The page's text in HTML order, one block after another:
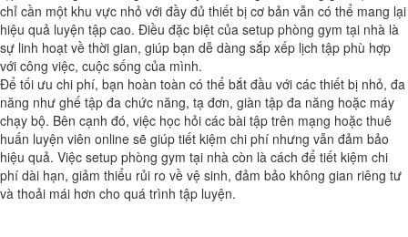
chỉ cần một khu vực nhỏ với đầy đủ thiết bị cơ bản vẫn có thể mang lại
hiệu quả luyện tập cao. Điều đặc biệt của setup phòng gym tại nhà là
sự linh hoạt về thời gian, giúp bạn dễ dàng sắp xếp lịch tập phù hợp
với công việc, cuộc sống của mình.
Để tối ưu chi phí, bạn hoàn toàn có thể bắt đầu với các thiết bị nhỏ, đa
năng như ghế tập đa chức năng, tạ đơn, giàn tập đa năng hoặc máy
chạy bộ. Bên cạnh đó, việc học hỏi các bài tập trên mạng hoặc thuê
huấn luyện viên online sẽ giúp tiết kiệm chi phí nhưng vẫn đảm bảo
hiệu quả. Việc setup phòng gym tại nhà còn là cách để tiết kiệm chi
phí dài hạn, giảm thiểu rủi ro về vệ sinh, đảm bảo không gian riêng tư
và thoải mái hơn cho quá trình tập luyện.